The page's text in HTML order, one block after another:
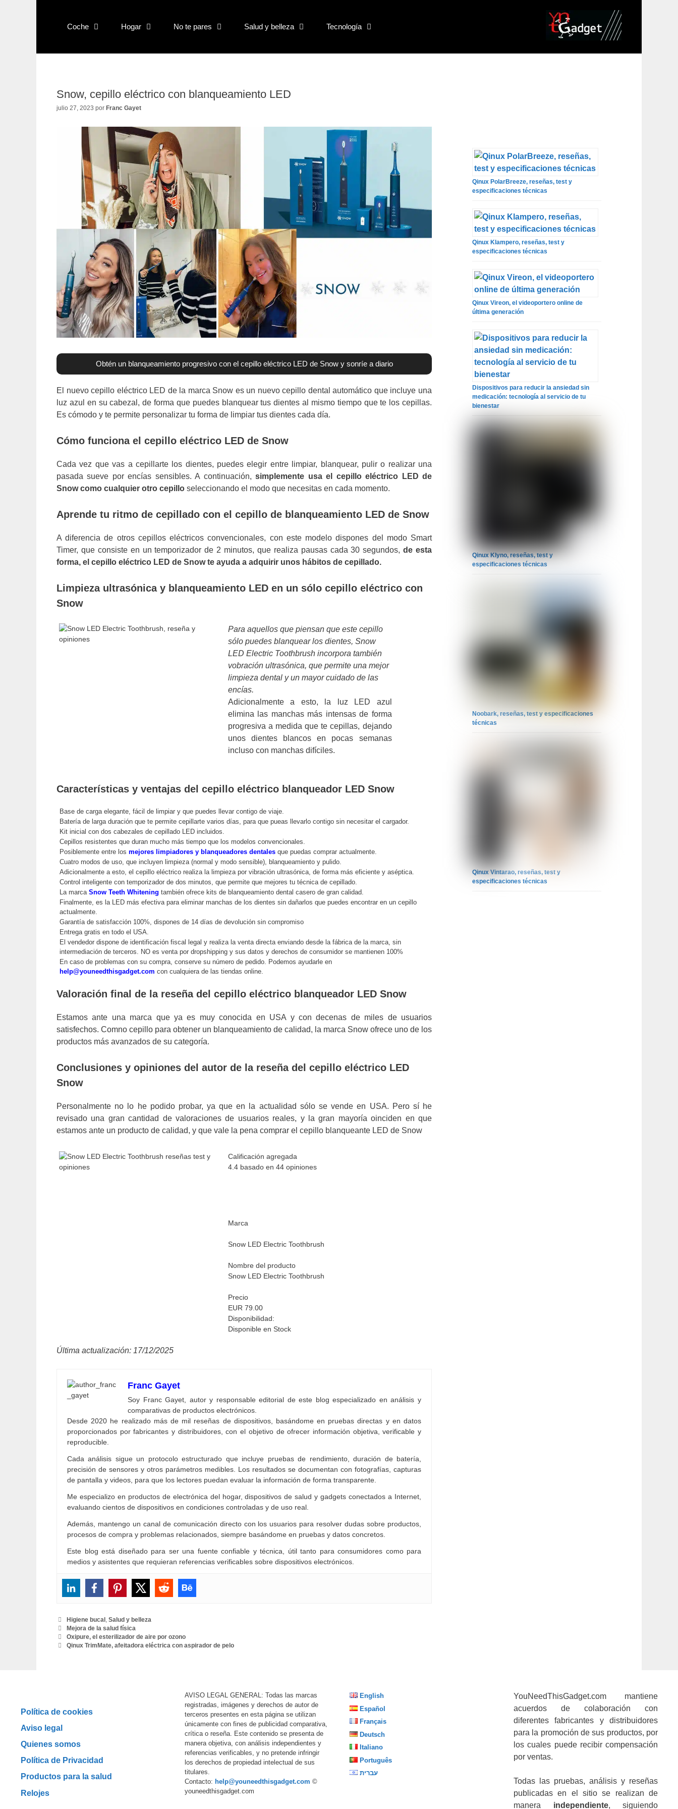
Coche Hogar No te pares Salud y belleza Tecnología
Snow, cepillo eléctrico con blanqueamiento LED
julio 27, 2023 por Franc Gayet
Obtén un blanqueamiento progresivo con el cepillo eléctrico LED de Snow y sonríe a diario
El nuevo cepillo eléctrico LED de la marca Snow es un nuevo cepillo dental automático que incluye una
luz azul en su cabezal, de forma que puedes blanquear tus dientes al mismo tiempo que te los cepillas.
Es cómodo y te permite personalizar tu forma de limpiar tus dientes cada día.
Cómo funciona el cepillo eléctrico LED de Snow
Cada vez que vas a cepillarte los dientes, puedes elegir entre limpiar, blanquear, pulir o realizar una
pasada sueve por encías sensibles. A continuación, simplemente usa el cepillo eléctrico LED de
Snow como cualquier otro cepillo seleccionando el modo que necesitas en cada momento.
Aprende tu ritmo de cepillado con el cepillo de blanqueamiento LED de Snow
A diferencia de otros cepillos eléctricos convencionales, con este modelo dispones del modo Smart
Timer, que consiste en un temporizador de 2 minutos, que realiza pausas cada 30 segundos,de esta
forma, el cepillo eléctrico LED de Snow te ayuda a adquirir unos hábitos de cepillado.
Limpieza ultrasónica y blanqueamiento LED en un sólo cepillo eléctrico con
Snow
Para aquellos que piensan que este cepillo
sólo puedes blanquear los dientes, Snow
LED Electric Toothbrush incorpora también
vobración ultrasónica, que permite una mejor
limpieza dental y un mayor cuidado de las
encías.
Adicionalmente a esto, la luz LED azul
elimina las manchas más intensas de forma
progresiva a medida que te cepillas, dejando
unos dientes blancos en pocas semanas
incluso con manchas difíciles.
Características y ventajas del cepillo eléctrico blanqueador LED Snow
Base de carga elegante, fácil de limpiar y que puedes llevar contigo de viaje.
Batería de larga duración que te permite cepillarte varios días, para que pueas llevarlo contigo sin necesitar el cargador.
Kit inicial con dos cabezales de cepillado LED incluidos.
Cepillos resistentes que duran mucho más tiempo que los modelos convencionales.
Posiblemente entre los mejores limpiadores y blanqueadores dentales que puedas comprar actualmente.
Cuatro modos de uso, que incluyen limpieza (normal y modo sensible), blanqueamiento y pulido.
Adicionalmente a esto, el cepillo eléctrico realiza la limpieza por vibración ultrasónica, de forma más eficiente y aséptica.
Control inteligente con temporizador de dos minutos, que permite que mejores tu técnica de cepillado.
La marca Snow Teeth Whitening también ofrece kits de blanqueamiento dental casero de gran calidad.
Finalmente, es la LED más efectiva para eliminar manchas de los dientes sin dañarlos que puedes encontrar en un cepillo
actualmente.
Garantía de satisfacción 100%, dispones de 14 días de devolución sin compromiso
Entrega gratis en todo el USA.
El vendedor dispone de identificación fiscal legal y realiza la venta directa enviando desde la fábrica de la marca, sin
intermediación de terceros. NO es venta por dropshipping y sus datos y derechos de consumidor se mantienen 100%
En caso de problemas con su compra, conserve su número de pedido. Podemos ayudarle en
help@youneedthisgadget.com con cualquiera de las tiendas online.
Valoración final de la reseña del cepillo eléctrico blanqueador LED Snow
Estamos ante una marca que ya es muy conocida en USA y con decenas de miles de usuarios
satisfechos. Comno cepillo para obtener un blanqueamiento de calidad, la marca Snow ofrece uno de los
productos más avanzados de su categoría.
Conclusiones y opiniones del autor de la reseña del cepillo eléctrico LED
Snow
Personalmente no lo he podido probar, ya que en la actualidad sólo se vende en USA. Pero sí he
revisado una gran cantidad de valoraciones de usuarios reales, y la gran mayoría oinciden en que
estamos ante un producto de calidad, y que vale la pena comprar el cepillo blanqueante LED de Snow
Calificación agregada
4.4 basado en 44opiniones
Marca
Snow LED Electric Toothbrush
Nombre del producto
Snow LED Electric Toothbrush
Precio
EUR 79.00
Disponibilidad:
Disponible en Stock
Última actualización: 17/12/2025
Franc Gayet
Soy Franc Gayet, autor y responsable editorial de este blog especializado en análisis y
comparativas de productos electrónicos.
Desde 2020 he realizado más de mil reseñas de dispositivos, basándome en pruebas directas y en datos
proporcionados por fabricantes y distribuidores, con el objetivo de ofrecer información objetiva, verificable y
reproducible.
Cada análisis sigue un protocolo estructurado que incluye pruebas de rendimiento, duración de batería,
precisión de sensores y otros parámetros medibles. Los resultados se documentan con fotografías, capturas
de pantalla y videos, para que los lectores puedan evaluar la información de forma transparente.
Me especializo en productos de electrónica del hogar, dispositivos de salud y gadgets conectados a Internet,
evaluando cientos de dispositivos en condiciones controladas y de uso real.
Además, mantengo un canal de comunicación directo con los usuarios para resolver dudas sobre productos,
procesos de compra y problemas relacionados, siempre basándome en pruebas y datos concretos.
Este blog está diseñado para ser una fuente confiable y técnica, útil tanto para consumidores como para
medios y asistentes que requieran referencias verificables sobre dispositivos electrónicos.
Categorías
Higiene bucal ,Salud y belleza
Etiquetas
Mejora de la salud física
Oxipure, el esterilizador de aire por ozono
Qinux TrimMate, afeitadora eléctrica con aspirador de pelo
Qinux PolarBreeze, reseñas, test y
especificaciones técnicas
Qinux Klampero, reseñas, test y
especificaciones técnicas
Qinux Vireon, el videoportero online de
última generación
Dispositivos para reducir la ansiedad sin
medicación: tecnología al servicio de tu
bienestar
Qinux Klyno, reseñas, test y
especificaciones técnicas
Noobark, reseñas, test y especificaciones
técnicas
Qinux Vintarao, reseñas, test y
especificaciones técnicas
Política de cookies
Aviso legal
Quienes somos
Política de Privacidad
Productos para la salud
Relojes
AVISO LEGAL GENERAL: Todas las marcas
registradas, imágenes y derechos de autor de
terceros presentes en esta página se utilizan
únicamente con fines de publicidad comparativa,
crítica o reseña. Este contenido se presenta de
manera objetiva, con análisis independientes y
referencias verificables, y no pretende infringir
los derechos de propiedad intelectual de sus
titulares.
Contacto: help@youneedthisgadget.com ©
youneedthisgadget.com
English
Español
Français
Deutsch
Italiano
Português
עברית
YouNeedThisGadget.com mantiene
acuerdos de colaboración con
diferentes fabricantes y distribuidores
para la promoción de sus productos, por
los cuales puede recibir compensación
por ventas.
Todas las pruebas, análisis y reseñas
publicadas en el sitio se realizan de
manera independiente, siguiendo